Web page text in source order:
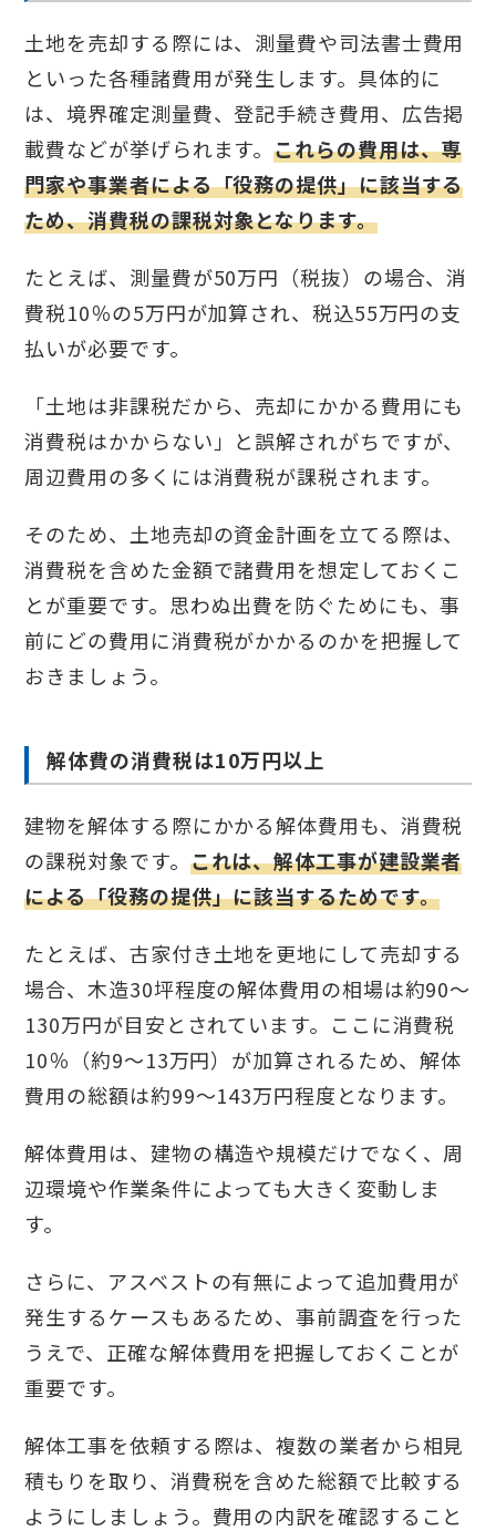
土地を売却する際には、測量費や司法書士費用
といった各種諸費用が発生します。具体的に
は、境界確定測量費、登記手続き費用、広告掲
載費などが挙げられます。これらの費用は、専
門家や事業者による「役務の提供」に該当する
ため、消費税の課税対象となります。
たとえば、測量費が50万円（税抜）の場合、消
費税10％の5万円が加算され、税込55万円の支
払いが必要です。
「土地は非課税だから、売却にかかる費用にも
消費税はかからない」と誤解されがちですが、
周辺費用の多くには消費税が課税されます。
そのため、土地売却の資金計画を立てる際は、
消費税を含めた金額で諸費用を想定しておくこ
とが重要です。思わぬ出費を防ぐためにも、事
前にどの費用に消費税がかかるのかを把握して
おきましょう。
解体費の消費税は10万円以上
建物を解体する際にかかる解体費用も、消費税
の課税対象です。 これは、解体工事が建設業者
による「役務の提供」に該当するためです。
たとえば、古家付き土地を更地にして売却する
場合、木造30坪程度の解体費用の相場は約90〜
130万円が目安とされています。ここに消費税
10％（約9〜13万円）が加算されるため、解体
費用の総額は約99〜143万円程度となります。
解体費用は、建物の構造や規模だけでなく、周
辺環境や作業条件によっても大きく変動しま
す。
さらに、アスベストの有無によって追加費用が
発生するケースもあるため、事前調査を行った
うえで、正確な解体費用を把握しておくことが
重要です。
解体工事を依頼する際は、複数の業者から相見
積もりを取り、消費税を含めた総額で比較する
ようにしましょう。費用の内訳を確認すること